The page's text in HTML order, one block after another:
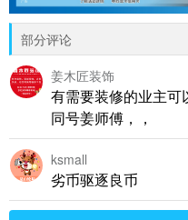
部分评论
姜木匠装饰
有需要装修的业主
同号姜师傅，，
ksmall
劣币驱逐良币